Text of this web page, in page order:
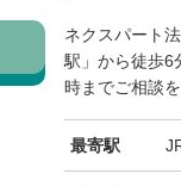
ネクスパート
駅」から徒歩6
時までご相談
最寄駅